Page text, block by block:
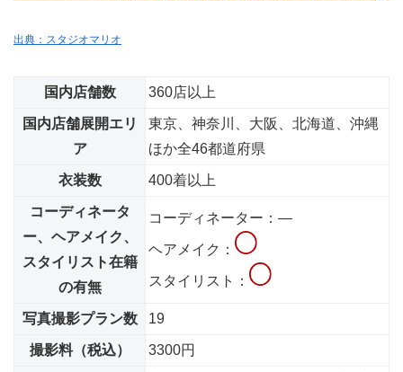
出典：スタジオマリオ
国内店舗数 360店以上
国内店舗展開エリ
ア
東京、神奈川、大阪、北海道、沖縄
ほか全46都道府県
衣装数 400着以上
コーディネータ
ー、ヘアメイク、
スタイリスト在籍
の有無
コーディネーター：―
ヘアメイク：
スタイリスト：
写真撮影プラン数 19
撮影料（税込） 3300円